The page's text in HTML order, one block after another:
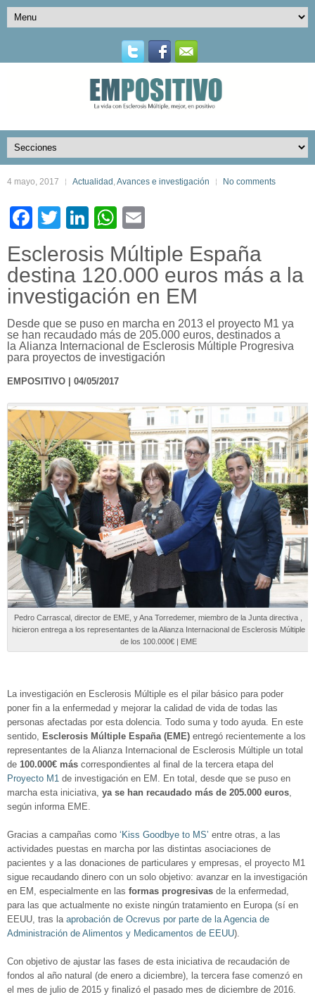
4 mayo, 2017 Actualidad ,Avances e investigación No comments
Facebook
TwitterLinkedIn
WhatsApp
Esclerosis Múltiple España
destina 120.000 euros más a la
investigación en EM
Desde que se puso en marcha en 2013 el proyecto M1 ya
se han recaudado más de 205.000 euros, destinados a
la Alianza Internacional de Esclerosis Múltiple Progresiva
para proyectos de investigación
EMPOSITIVO | 04/05/2017
Pedro Carrascal, director de EME, y Ana Torredemer, miembro de la Junta directiva ,
hicieron entrega a los representantes de la Alianza Internacional de Esclerosis Múltiple
de los 100.000€ | EME
La investigación en Esclerosis Múltiple es el pilar básico para poder
poner fin a la enfermedad y mejorar la calidad de vida de todas las
personas afectadas por esta dolencia. Todo suma y todo ayuda. En este
sentido, Esclerosis Múltiple España (EME) entregó recientemente a los
representantes de la Alianza Internacional de Esclerosis Múltiple un total
de 100.000€ más correspondientes al final de la tercera etapa del
Proyecto M1 de investigación en EM. En total, desde que se puso en
marcha esta iniciativa, ya se han recaudado más de 205.000 euros
según informa EME.
Gracias a campañas como ‘Kiss Goodbye to MS’ entre otras, a las
actividades puestas en marcha por las distintas asociaciones de
pacientes y a las donaciones de particulares y empresas, el proyecto M1
sigue recaudando dinero con un solo objetivo: avanzar en la investigación
en EM, especialmente en las formas progresivas de la enfermedad,
para las que actualmente no existe ningún tratamiento en Europa (sí en
EEUU, tras la aprobación de Ocrevus por parte de la Agencia de
Administración de Alimentos y Medicamentos de EEUU).
Con objetivo de ajustar las fases de esta iniciativa de recaudación de
fondos al año natural (de enero a diciembre), la tercera fase comenzó en
el mes de julio de 2015 y finalizó el pasado mes de diciembre de 2016.